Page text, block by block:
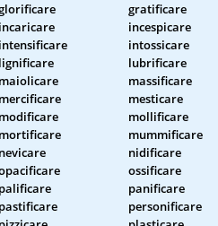
gratificare
incaricare
incespicare
intensificare
intossicare
lignificare
lubrificare
maiolicare
massificare
mercificare
mesticare
modificare
mollificare
mortificare
mummificare
nevicare
nidificare
ossificare
palificare
panificare
pastificare
personificare